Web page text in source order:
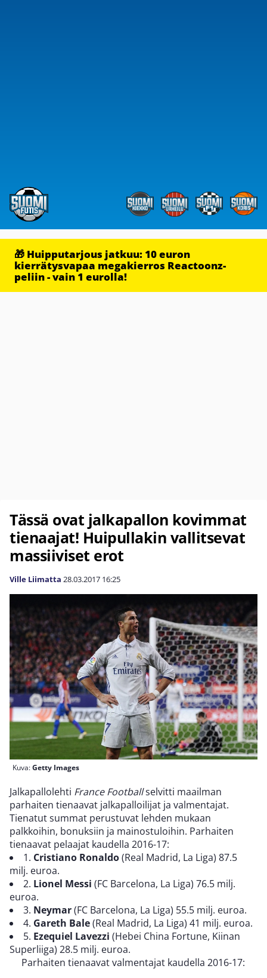
🎁 Huipputarjous jatkuu: 10 euron
kierrätysvapaa megakierros Reactoonz-
peliin - vain 1 eurolla!
Tässä ovat jalkapallon kovimmat
tienaajat! Huipullakin vallitsevat
massiiviset erot
Ville Liimatta 28.03.2017 16:25
Kuva:Getty Images
Jalkapallolehti France Footballselvitti maailman
parhaiten tienaavat jalkapalloilijat ja valmentajat.
Tienatut summat perustuvat lehden mukaan
palkkoihin, bonuksiin ja mainostuloihin. Parhaiten
tienaavat pelaajat kaudella 2016-17:
1. Cristiano Ronaldo(Real Madrid, La Liga) 87.5
milj. euroa.
2. Lionel Messi (FC Barcelona, La Liga) 76.5 milj.
euroa.
3. Neymar(FC Barcelona, La Liga) 55.5 milj. euroa.
4. Gareth Bale(Real Madrid, La Liga) 41 milj. euroa.
5. Ezequiel Lavezzi (Hebei China Fortune, Kiinan
Superliiga) 28.5 milj. euroa.
Parhaiten tienaavat valmentajat kaudella 2016-17: